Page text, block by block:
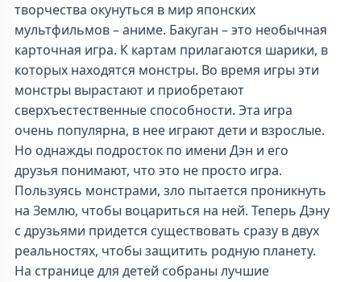
творчества окунуться в мир японских
мультфильмов – аниме. Бакуган – это необычная
карточная игра. К картам прилагаются шарики, в
которых находятся монстры. Во время игры эти
монстры вырастают и приобретают
сверхъестественные способности. Эта игра
очень популярна, в нее играют дети и взрослые.
Но однажды подросток по имени Дэн и его
друзья понимают, что это не просто игра.
Пользуясь монстрами, зло пытается проникнуть
на Землю, чтобы воцариться на ней. Теперь Дэну
с друзьями придется существовать сразу в двух
реальностях, чтобы защитить родную планету.
На странице для детей собраны лучшие